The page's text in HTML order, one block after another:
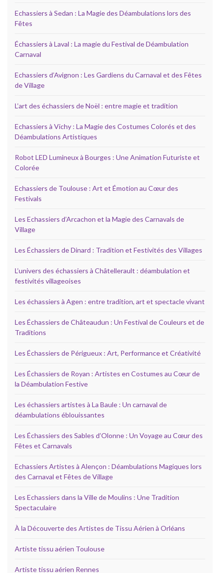
Echassiers à Sedan : La Magie des Déambulations lors des
Fêtes
Échassiers à Laval : La magie du Festival de Déambulation
Carnaval
Echassiers d’Avignon : Les Gardiens du Carnaval et des Fêtes
de Village
L’art des échassiers de Noël : entre magie et tradition
Echassiers à Vichy : La Magie des Costumes Colorés et des
Déambulations Artistiques
Robot LED Lumineux à Bourges : Une Animation Futuriste et
Colorée
Echassiers de Toulouse : Art et Émotion au Cœur des
Festivals
Les Echassiers d’Arcachon et la Magie des Carnavals de
Village
Les Échassiers de Dinard : Tradition et Festivités des Villages
L’univers des échassiers à Châtellerault : déambulation et
festivités villageoises
Les échassiers à Agen : entre tradition, art et spectacle vivant
Les Échassiers de Châteaudun : Un Festival de Couleurs et de
Traditions
Les Échassiers de Périgueux : Art, Performance et Créativité
Les Échassiers de Royan : Artistes en Costumes au Cœur de
la Déambulation Festive
Les échassiers artistes à La Baule : Un carnaval de
déambulations éblouissantes
Les Échassiers des Sables d’Olonne : Un Voyage au Cœur des
Fêtes et Carnavals
Echassiers Artistes à Alençon : Déambulations Magiques lors
des Carnaval et Fêtes de Village
Les Echassiers dans la Ville de Moulins : Une Tradition
Spectaculaire
À la Découverte des Artistes de Tissu Aérien à Orléans
Artiste tissu aérien Toulouse
Artiste tissu aérien Rennes